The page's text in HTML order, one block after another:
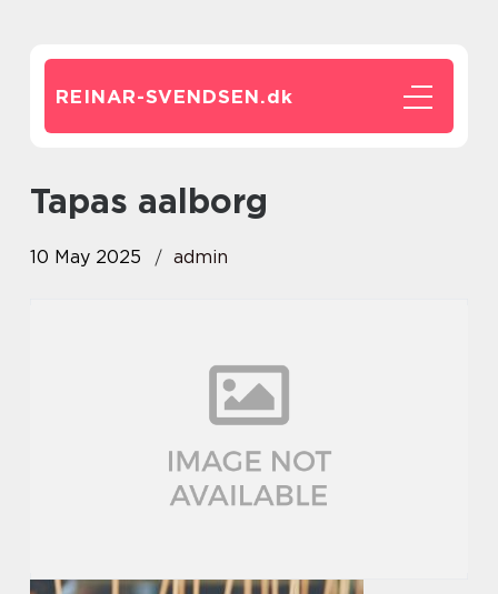
REINAR-SVENDSEN.dk
tapas aalborg
10 May 2025 admin